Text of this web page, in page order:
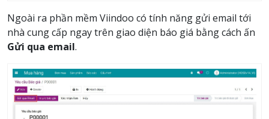
Ngoài ra phần mềm Viindoo có tính năng gửi email tới
nhà cung cấp ngay trên giao diện báo giá bằng cách ấn
Gửi qua email.